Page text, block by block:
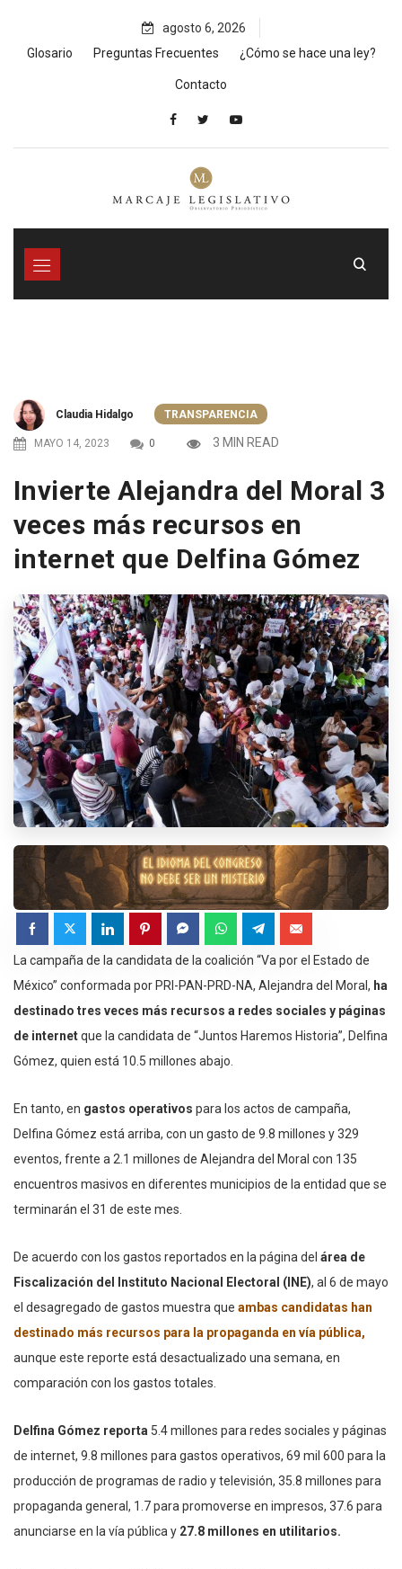
content
agosto 6, 2026
Glosario
Preguntas Frecuentes ¿Cómo se hace una ley?
Contacto
Claudia Hidalgo TRANSPARENCIA
MAYO 14, 2023 0 3 MIN READ
Invierte Alejandra del Moral 3
veces más recursos en
internet que Delfina Gómez
La campaña de la candidata de la coalición “Va por el Estado de
México” conformada por PRI-PAN-PRD-NA, Alejandra del Moral, ha
destinado tres veces más recursos a redes sociales y páginas
de internetque la candidata de “Juntos Haremos Historia”, Delfina
Gómez, quien está 10.5 millones abajo.
En tanto, en gastos operativos para los actos de campaña,
Delfina Gómez está arriba, con un gasto de 9.8 millones y 329
eventos, frente a 2.1 millones de Alejandra del Moral con 135
encuentros masivos en diferentes municipios de la entidad que se
terminarán el 31 de este mes.
De acuerdo con los gastos reportados en la página del área de
Fiscalización del Instituto Nacional Electoral (INE), al 6 de mayo
el desagregado de gastos muestra que ambas candidatas han
destinado más recursos para la propaganda en vía pública,
aunque este reporte está desactualizado una semana, en
comparación con los gastos totales.
Delfina Gómez reporta 5.4 millones para redes sociales y páginas
de internet, 9.8 millones para gastos operativos, 69 mil 600 para la
producción de programas de radio y televisión, 35.8 millones para
propaganda general, 1.7 para promoverse en impresos, 37.6 para
anunciarse en la vía pública y 27.8 millones en utilitarios.